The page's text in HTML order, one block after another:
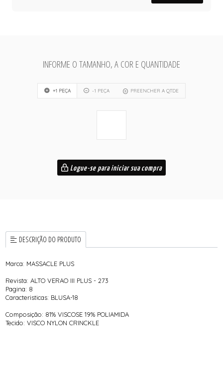
INFORME O TAMANHO, A COR E QUANTIDADE
+1 PEÇA -1 PEÇA PREENCHER A QTDE
Logue-se para iniciar sua compra
DESCRIÇÃO DO PRODUTO
Marca: MASSACLE PLUS
Revista: ALTO VERAO III PLUS - 273
Pagina: 8
Caracteristicas: BLUSA-18
Composição: 81% VISCOSE 19% POLIAMIDA
Tecido: VISCO NYLON CRINCKLE